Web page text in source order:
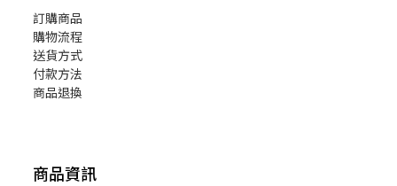
訂購商品
購物流程
送貨方式
付款方法
商品退換
商品資訊